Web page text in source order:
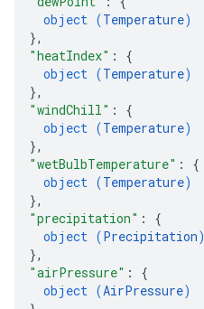
object (Temperature)
},
"heatIndex" : {
object (Temperature)
},
"windChill" : {
object (Temperature)
},
"wetBulbTemperature" : {
object (Temperature)
},
"precipitation" : {
object (Precipitation)
},
"airPressure" : {
object (AirPressure)